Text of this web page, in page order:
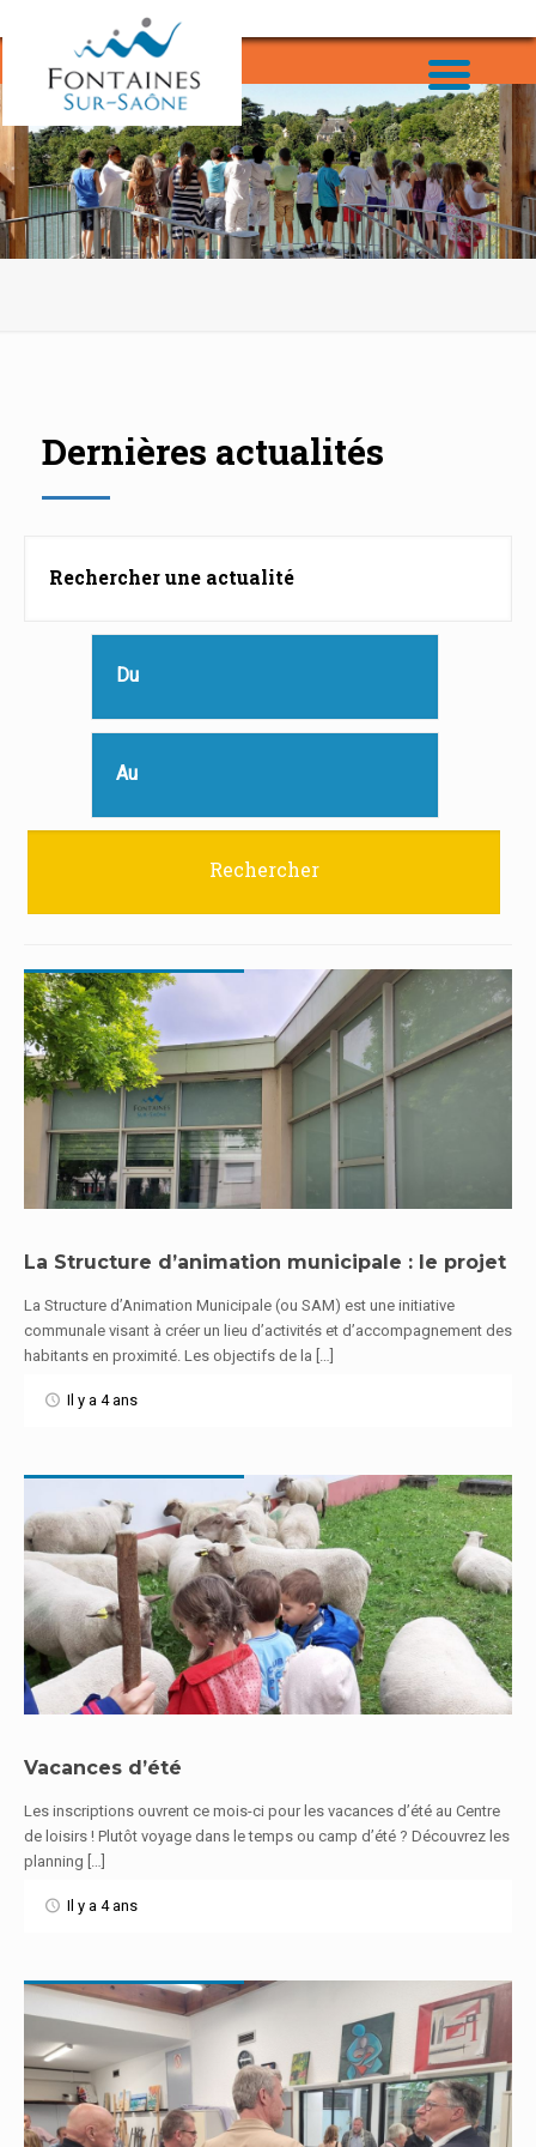
Dernières actualités
En savoir plus
La Structure d’animation municipale : le projet
La Structure d’Animation Municipale (ou SAM) est une initiative
communale visant à créer un lieu d’activités et d’accompagnement des
habitants en proximité. Les objectifs de la […]
Il y a 4 ans
En savoir plus
Vacances d’été
Les inscriptions ouvrent ce mois-ci pour les vacances d’été au Centre
de loisirs ! Plutôt voyage dans le temps ou camp d’été ? Découvrez les
planning […]
Il y a 4 ans